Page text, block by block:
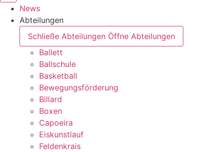
News
Abteilungen
Schließe Abteilungen Öffne Abteilungen
Ballett
Ballschule
Basketball
Bewegungsförderung
Billard
Boxen
Capoeira
Eiskunstlauf
Feldenkrais